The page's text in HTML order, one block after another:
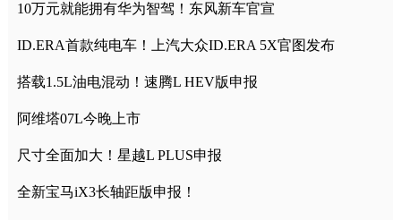
10万元就能拥有华为智驾！东风新车官宣
ID.ERA首款纯电车！上汽大众ID.ERA 5X官图发布
搭载1.5L油电混动！速腾L HEV版申报
阿维塔07L今晚上市
尺寸全面加大！星越L PLUS申报
全新宝马iX3长轴距版申报！